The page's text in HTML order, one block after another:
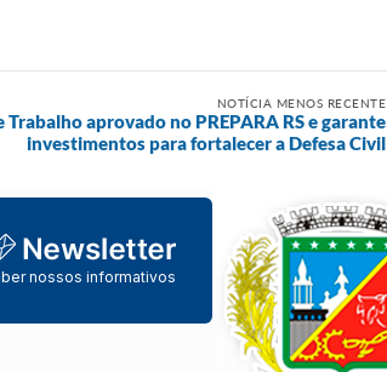
NOTÍCIA MENOS RECENTE
aprovado no PREPARA RS e garante
investimentos para fortalecer a Defesa Civil
nossos informativos